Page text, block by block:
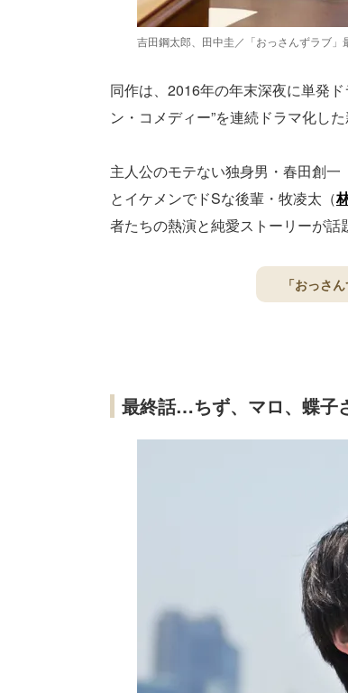
吉田鋼太郎、田中圭／「おっさんずラブ」
同作は、2016年の年末深夜に単発
ン・コメディー”を連続ドラマ化し
主人公のモテない独身男・春田創一
とイケメンでドSな後輩・牧凌太（
者たちの熱演と純愛ストーリーが話
「おっさ
最終話…ちず、マロ、蝶子